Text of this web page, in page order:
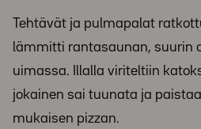
Tehtävät ja pulmapalat
lämmitti rantasaunan, suurin
uimassa. Illalla viriteltiin
jokainen sai tuunata ja
mukaisen pizzan.